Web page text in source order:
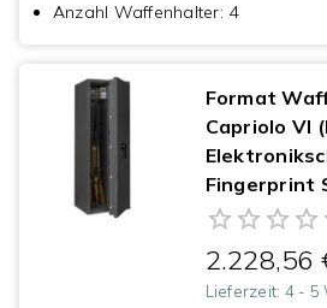
Anzahl Waffenhalter: 4
Format
Capriolo VI
Fingerprint
2.228,56
Lieferzeit: 4 - 5